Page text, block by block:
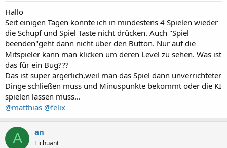
Hallo
Seit einigen Tagen konnte ich in mindestens 4 Spielen wieder
die Schupf und Spiel Taste nicht drücken. Auch "Spiel
beenden"geht dann nicht über den Button. Nur auf die
Mitspieler kann man klicken um deren Level zu sehen. Was ist
das für ein Bug???
Das ist super ärgerlich,weil man das Spiel dann unverrichteter
Dinge schließen muss und Minuspunkte bekommt oder die KI
spielen lassen muss...
@matthias @felix
A an
Tichuant